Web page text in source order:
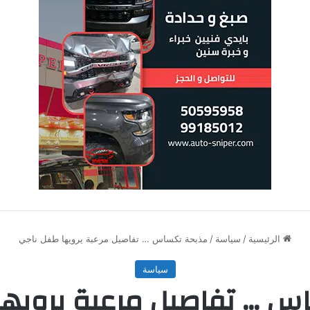
الرئيسية / سياسة / مذبحة تكساس … تفاصيل مرعبة يرويها طفل ناجي
سياسة